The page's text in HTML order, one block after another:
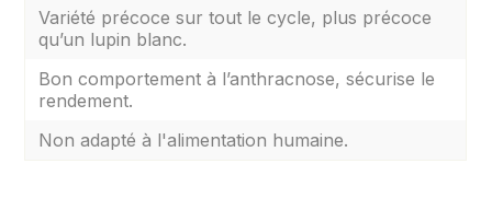
Variété précoce sur tout le cycle, plus précoce
qu’un lupin blanc.
Bon comportement à l’anthracnose, sécurise le
rendement.
Non adapté à l'alimentation humaine.